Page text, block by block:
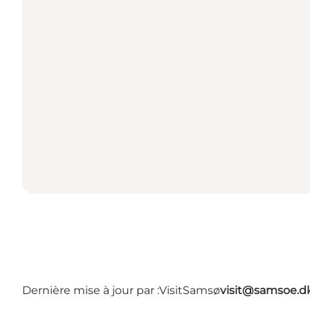
Dernière mise à jour par :VisitSamsø